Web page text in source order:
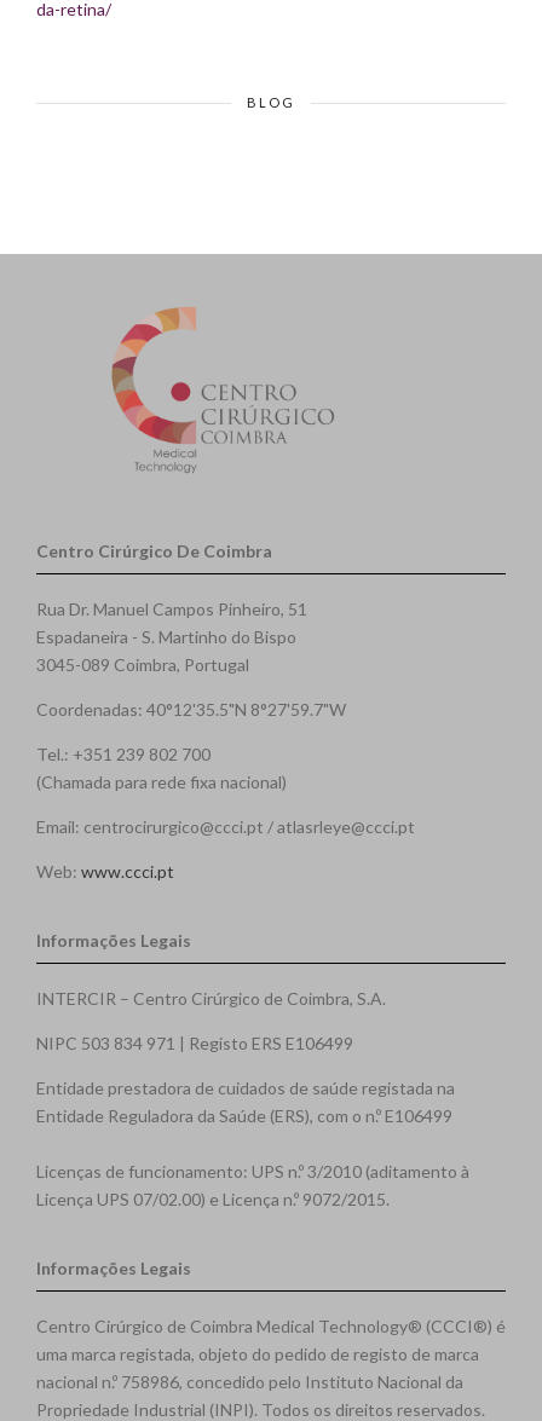
da-retina/
BLOG
Centro Cirúrgico De Coimbra
Rua Dr. Manuel Campos Pinheiro, 51
Espadaneira - S. Martinho do Bispo
3045-089 Coimbra, Portugal
Coordenadas: 40°12'35.5"N 8°27'59.7"W
Tel.: +351 239 802 700
(Chamada para rede fixa nacional)
Email: centrocirurgico@ccci.pt / atlasrleye@ccci.pt
Web: www.ccci.pt
Informações Legais
INTERCIR – Centro Cirúrgico de Coimbra, S.A.
NIPC 503 834 971 | Registo ERS E106499
Entidade prestadora de cuidados de saúde registada na
Entidade Reguladora da Saúde (ERS), com o n.º E106499
Licenças de funcionamento: UPS n.º 3/2010 (aditamento à
Licença UPS 07/02.00) e Licença n.º 9072/2015.
Informações Legais
Centro Cirúrgico de Coimbra Medical Technology® (CCCI®) é
uma marca registada, objeto do pedido de registo de marca
nacional n.º 758986, concedido pelo Instituto Nacional da
Propriedade Industrial (INPI). Todos os direitos reservados.